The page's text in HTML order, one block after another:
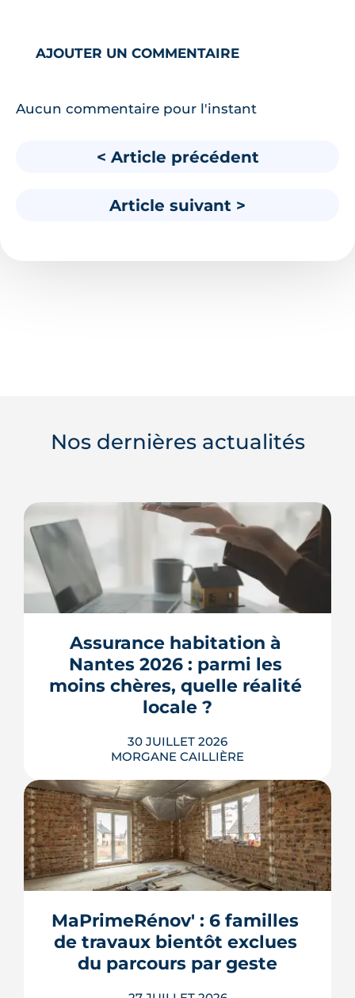
AJOUTER UN COMMENTAIRE
Aucun commentaire pour l'instant
< Article précédent
Article suivant >
Nos dernières actualités
Assurance habitation à
Nantes 2026 : parmi les
moins chères, quelle réalité
locale ?
30 JUILLET 2026
MORGANE CAILLIÈRE
259 € par an en moyenne régionale,
une hausse de 14 % sur un an, un
risque inondation bien réel autour de
la Loire et de la Sèvre : l'assurance
habitation nantaise conjugue tarifs
doux et vigilance locale. Chiffres,
limites et conseils pour payer le juste
MaPrimeRénov' : 6 familles
de travaux bientôt exclues
du parcours par geste